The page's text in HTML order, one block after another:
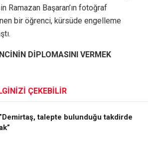
Ramazan Başaran’ın fotoğraf
bir öğrenci, kürsüde engelleme
DİPLOMASINI VERMEK
ÇEKEBİLİR
talepte bulunduğu takdirde